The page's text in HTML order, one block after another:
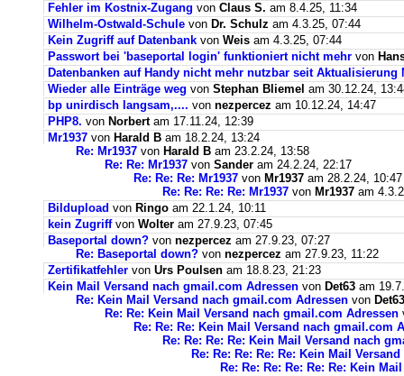
Fehler im Kostnix-Zugang von Claus S. am 8.4.25, 11:34
Wilhelm-Ostwald-Schule von Dr. Schulz am 4.3.25, 07:44
Kein Zugriff auf Datenbank von Weis am 4.3.25, 07:44
Passwort bei 'baseportal login' funktioniert nicht mehr von
Datenbanken auf Handy nicht mehr nutzbar seit Aktualisierung
Wieder alle Einträge weg von Stephan Bliemel am 30.12.24,
bp unirdisch langsam,.... von nezpercez am 10.12.24, 14:47
PHP8. von Norbertam 17.11.24, 12:39
Mr1937 von Harald B am 18.2.24, 13:24
Re: Mr1937 von Harald B am 23.2.24, 13:58
Re: Re: Mr1937 von Sander am 24.2.24, 22:17
Re: Re: Re: Mr1937 von Mr1937 am 28.2.24, 10:47
Re: Re: Re: Re: Mr1937 von Mr1937 am
Bildupload von Ringo am 22.1.24, 10:11
kein Zugriffvon Wolter am 27.9.23, 07:45
Baseportal down? von nezpercez am 27.9.23, 07:27
Re: Baseportal down? von nezpercez am 27.9.23, 11:22
Zertifikatfehler von Urs Poulsen am 18.8.23, 21:23
Kein Mail Versand nach gmail.com Adressen von Det63 am
Re: Kein Mail Versand nach gmail.com Adressen von Det63
Re: Re: Kein Mail Versand nach gmail.com Adressen
Re: Re: Re: Kein Mail Versand nach gmail.com
Re: Re: Re: Re: Kein Mail Versand nach
Re: Re: Re: Re: Re: Kein Mail
Re: Re: Re: Re: Re: Re: Kein